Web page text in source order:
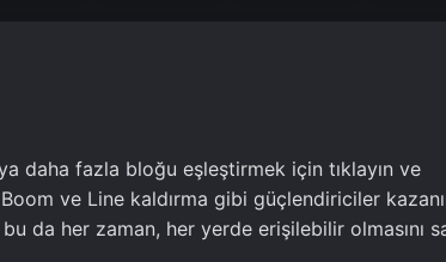
daha fazla bloğu eşleştirmek için tıklayın ve
ve Line kaldırma gibi güçlendiriciler
da her zaman, her yerde erişilebilir olmasını